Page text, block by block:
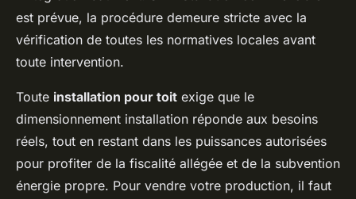
est prévue, la procédure demeure stricte avec la
vérification de toutes les normatives locales avant
toute intervention.
Toute installation pour toit exige que le
dimensionnement installation réponde aux besoins
réels, tout en restant dans les puissances autorisées
pour profiter de la fiscalité allégée et de la subvention
énergie propre. Pour vendre votre production, il faut